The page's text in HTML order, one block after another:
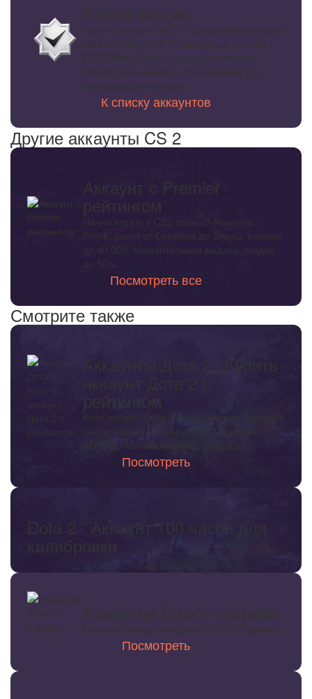
Верификация
Купить аккаунт FACEIT с верификацией для
CS2. Verified FACEIT аккаунты с разным
ELO, Prime Status и игровой историей.
Безопасная покупка и автоматическая
выдача после оплаты.
К списку аккаунтов
Другие аккаунты CS 2
Аккаунт с Premier
рейтингом
Начни играть в CS2 сейчас! Аккаунты с
Prime: ранги от Серебра до Элиты, рейтинг
до 40 000. Моментальная выдача, скидки
до 50%.
Посмотреть все
Смотрите также
Аккаунты Дота 2 | Купить
аккаунт Дота 2 с
рейтингом
Купи аккаунт Dota 2 в пару кликов. Большой
выбор рангов от Рекрута до Титана на
ANYSQUAD, без лишнего гринда.
Посмотреть
Dota 2 · Аккаунт 100 часов для
калибровки
Аккаунты Steam с играми
Большой выбор аккаунтов Steam с играми
Посмотреть